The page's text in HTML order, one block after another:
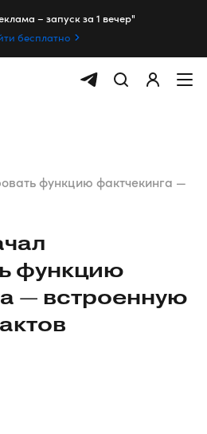
– запуск за 1 вечер"
бесплатно
функцию фактчекинга —
функцию
— встроенную